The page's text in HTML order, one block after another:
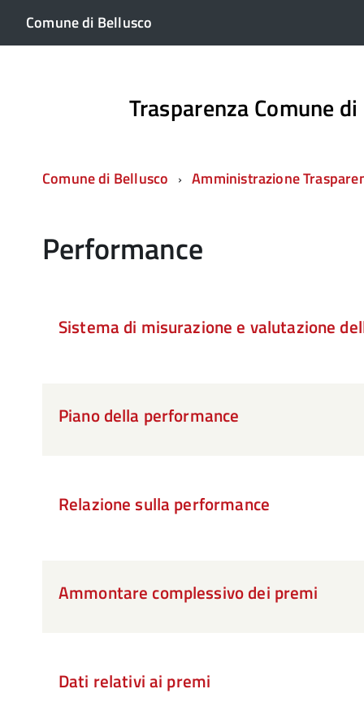
Comune di Bellusco
Trasparenza Comune
Comune di Bellusco Amministrazione
Performance
Sistema di misurazione e valutazione
Piano della performance
Relazione sulla performance
Ammontare complessivo dei premi
Dati relativi ai premi